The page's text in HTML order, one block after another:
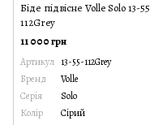
Біде підвісне Volle Solo 13-
112Grey
11 000 грн
Артикул 13-55-112Grey
Бренд
Volle
Серія
Solo
Колір
Сірий